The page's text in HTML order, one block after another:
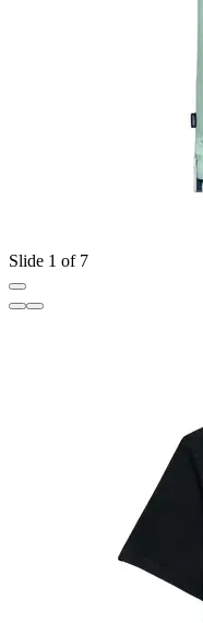
Slide 1 of 7